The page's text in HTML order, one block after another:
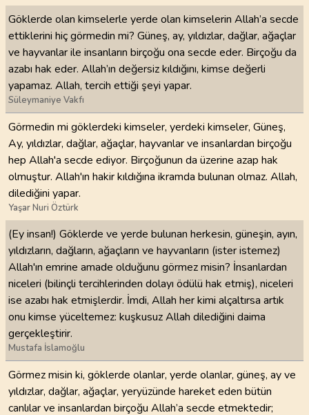
Göklerde olan kimselerle yerde olan kimselerin Allah’a secde
ettiklerini hiç görmedin mi? Güneş, ay, yıldızlar, dağlar, ağaçlar
ve hayvanlar ile insanların birçoğu ona secde eder. Birçoğu da
azabı hak eder. Allah’ın değersiz kıldığını, kimse değerli
yapamaz. Allah, tercih ettiği şeyi yapar.
Süleymaniye Vakfı
Görmedin mi göklerdeki kimseler, yerdeki kimseler, Güneş,
Ay, yıldızlar, dağlar, ağaçlar, hayvanlar ve insanlardan birçoğu
hep Allah'a secde ediyor. Birçoğunun da üzerine azap hak
olmuştur. Allah'ın hakir kıldığına ikramda bulunan olmaz. Allah,
dilediğini yapar.
Yaşar Nuri Öztürk
(Ey insan!) Göklerde ve yerde bulunan herkesin, güneşin, ayın,
yıldızların, dağların, ağaçların ve hayvanların (ister istemez)
Allah'ın emrine amade olduğunu görmez misin? İnsanlardan
niceleri (bilinçli tercihlerinden dolayı ödülü hak etmiş), niceleri
ise azabı hak etmişlerdir. İmdi, Allah her kimi alçaltırsa artık
onu kimse yüceltemez: kuşkusuz Allah dilediğini daima
gerçekleştirir.
Mustafa İslamoğlu
Görmez misin ki, göklerde olanlar, yerde olanlar, güneş, ay ve
yıldızlar, dağlar, ağaçlar, yeryüzünde hareket eden bütün
canlılar ve insanlardan birçoğu Allah’a secde etmektedir;